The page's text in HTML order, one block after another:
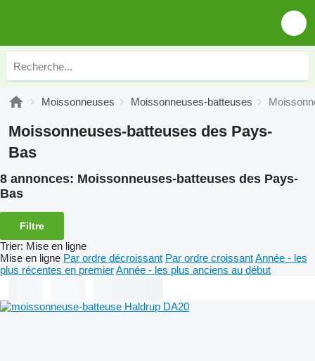
Moissonneuses Moissonneuses-batteuses
Moissonneuses-batteuses des Pays-
Bas
8 annonces: Moissonneuses-batteuses des Pays-
Bas
Filtre
Trier: Mise en ligne
Mise en ligne Par ordre décroissant Par ordre croissantAnnée - les
plus récentes en premierAnnée - les plus anciens au début